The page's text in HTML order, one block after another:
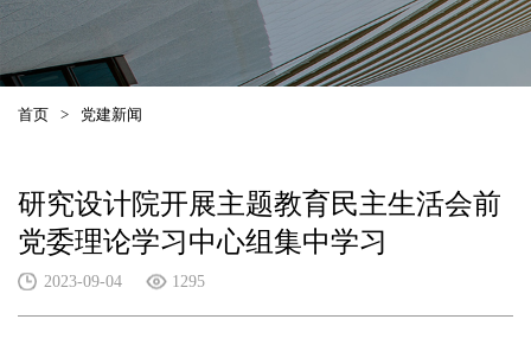
首页 > 党建新闻
研究设计院开展主题教育民主生活会前
党委理论学习中心组集中学习
2023-09-04 1295